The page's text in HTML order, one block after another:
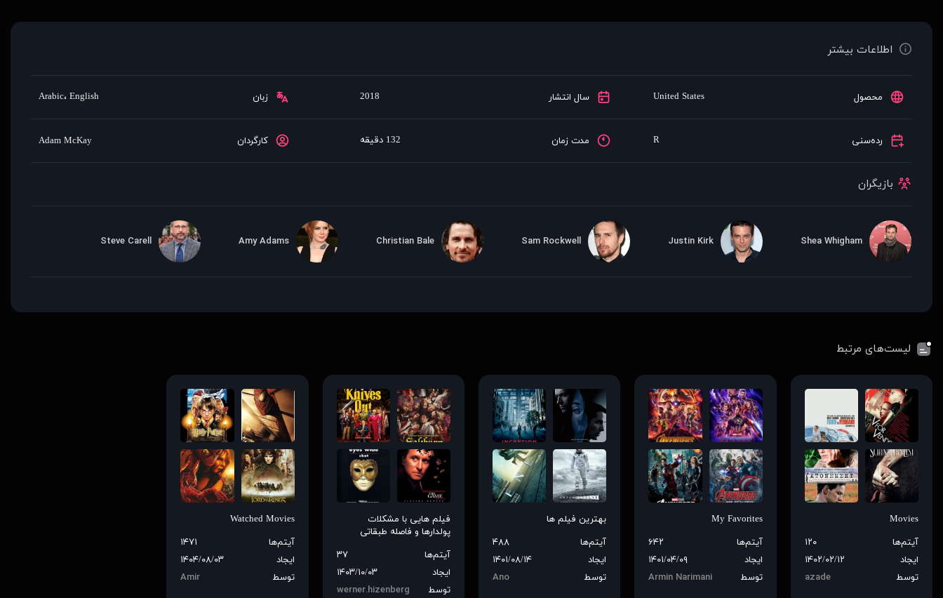
اطلاعات بیشتر
محصول United States سال انتشار 2018 زبان Arabic، English
رده‌سنی R مدت زمان 132 دقیقه کارگردان Adam McKay
بازیگران
Shea Whigham
Justin Kirk
Sam Rockwell
Christian Bale
Amy Adams
Steve Carell
لیست‌های مرتبط
Movies
آیتم‌ها
۱۲۰
ایجاد
۱۴۰۲/۰۲/۱۲
توسط
azade
My Favorites
آیتم‌ها
۶۴۲
ایجاد
۱۴۰۱/۰۴/۰۹
توسط
Armin Narimani
بهترین فیلم ها
آیتم‌ها
۴۸۸
ایجاد
۱۴۰۱/۰۸/۱۴
توسط
Ano
فیلم هایی با مشکلات
پولدارها و فاصله طبقاتی
آیتم‌ها
۳۷
ایجاد
۱۴۰۳/۱۰/۰۳
توسط
werner.hizenberg
Watched Movies
آیتم‌ها
۱۴۷۱
ایجاد
۱۴۰۴/۰۸/۰۳
توسط
Amir